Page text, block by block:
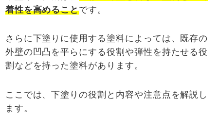
着性を高めることです。
さらに下塗りに使用する塗料によっては、既存の
外壁の凹凸を平らにする役割や弾性を持たせる役
割などを持った塗料があります。
ここでは、下塗りの役割と内容や注意点を解説し
ます。